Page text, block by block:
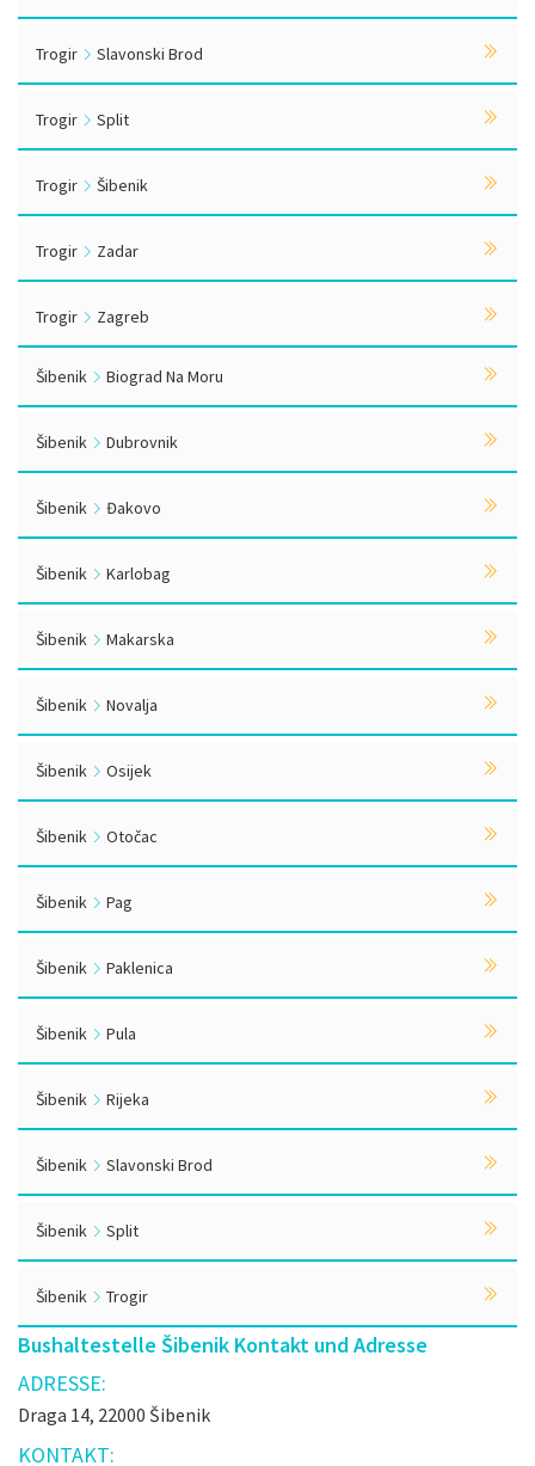
Trogir Slavonski Brod
Trogir Split
Trogir Šibenik
Trogir Zadar
Trogir Zagreb
Šibenik Biograd Na Moru
Šibenik Dubrovnik
Šibenik Đakovo
Šibenik Karlobag
Šibenik Makarska
Šibenik Novalja
Šibenik Osijek
Šibenik Otočac
Šibenik Pag
Šibenik Paklenica
Šibenik Pula
Šibenik Rijeka
Šibenik Slavonski Brod
Šibenik Split
Šibenik Trogir
Bushaltestelle Šibenik Kontakt und Adresse
ADRESSE:
Draga 14, 22000 Šibenik
KONTAKT: